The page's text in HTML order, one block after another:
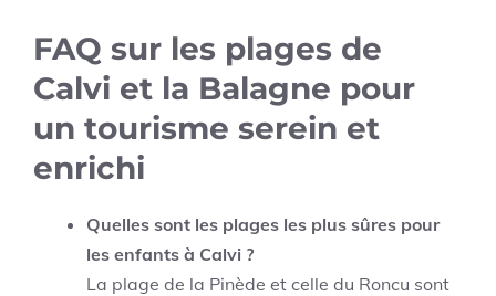
FAQ sur les plages de
Calvi et la Balagne pour
un tourisme serein et
enrichi
Quelles sont les plages les plus sûres pour
les enfants à Calvi ?
La plage de la Pinède et celle du Roncu sont